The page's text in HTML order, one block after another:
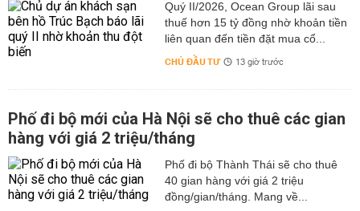
Quý II/2026, Ocean Group lãi sau
thuế hơn 15 tỷ đồng nhờ khoản tiền
liên quan đến tiền đặt mua cổ...
CHỦ ĐẦU TƯ 13 giờ trước
Phố đi bộ mới của Hà Nội sẽ cho thuê các gian
hàng với giá 2 triệu/tháng
Phố đi bộ Thành Thái sẽ cho thuê
40 gian hàng với giá 2 triệu
đồng/gian/tháng. Mang về...